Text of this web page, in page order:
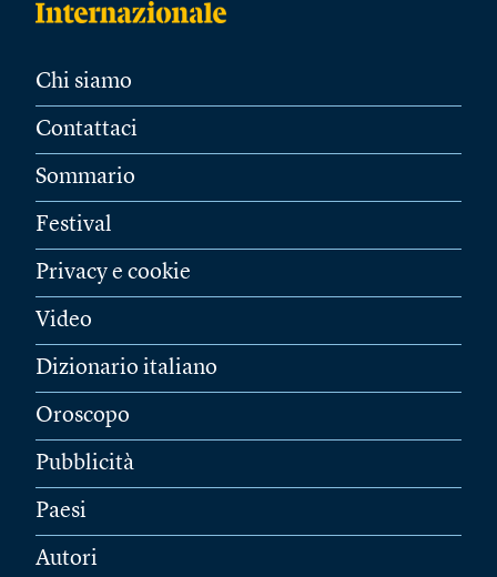
Chi siamo
Contattaci
Sommario
Festival
Privacy e cookie
Video
Dizionario italiano
Oroscopo
Pubblicità
Paesi
Autori